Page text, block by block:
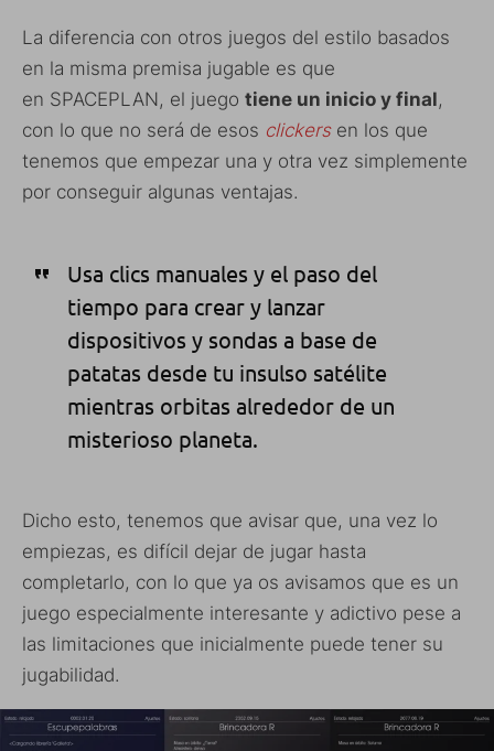
La diferencia con otros juegos del estilo basados
en la misma premisa jugable es que
en SPACEPLAN, el juego tiene un inicio y final,
con lo que no será de esos clickersen los que
tenemos que empezar una y otra vez simplemente
por conseguir algunas ventajas.
Usa clics manuales y el paso del
tiempo para crear y lanzar
dispositivos y sondas a base de
patatas desde tu insulso satélite
mientras orbitas alrededor de un
misterioso planeta.
Dicho esto, tenemos que avisar que, una vez lo
empiezas, es difícil dejar de jugar hasta
completarlo, con lo que ya os avisamos que es un
juego especialmente interesante y adictivo pese a
las limitaciones que inicialmente puede tener su
jugabilidad.